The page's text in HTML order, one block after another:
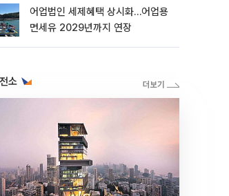
어업법인 세제혜택 상시화…어업용
면세유 2029년까지 연장
소